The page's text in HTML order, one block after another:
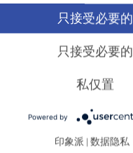
只接受必要的
只接受必要的
私仅置
Powered by
印象派 数据隐私